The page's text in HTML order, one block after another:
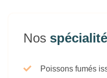
Nos
Poissons fumés